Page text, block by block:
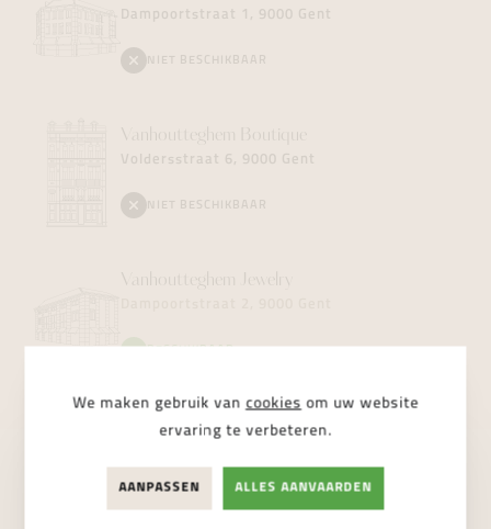
Dampoortstraat 1, 9000 Gent
NIET BESCHIKBAAR
Vanhoutteghem Boutique
Voldersstraat 6, 9000 Gent
NIET BESCHIKBAAR
Vanhoutteghem Jewelry
BESCHIKBAAR
We maken gebruik van cookies om uw website
ervaring te verbeteren.
AANPASSEN ALLES AANVAARDEN